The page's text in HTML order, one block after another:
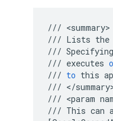
/// <summary
/// Lists the
/// Specifying
/// executes
/// to this
/// </summary
/// <param
/// This can